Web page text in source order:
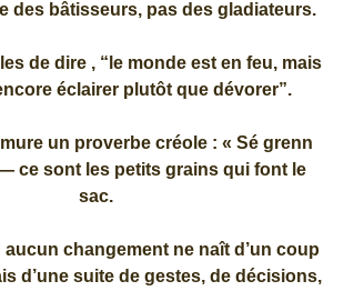
des bâtisseurs, pas des gladiateurs.
de dire , “le monde est en feu, mais
éclairer plutôt que dévorer”.
un proverbe créole : « Sé grenn
ce sont les petits grains qui font le
sac.
changement ne naît d’un coup
d’une suite de gestes, de décisions,